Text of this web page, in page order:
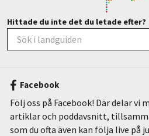
Hittade du inte det du letade efter?
Facebook
Följ oss på Facebook! Där delar vi
artiklar och poddavsnitt,
som du ofta även kan följa live på